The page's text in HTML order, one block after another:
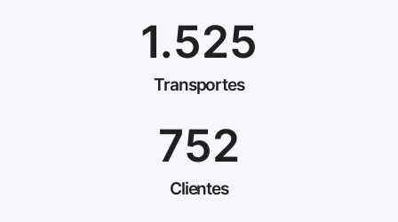
Transportes
1.525
Clientes
752